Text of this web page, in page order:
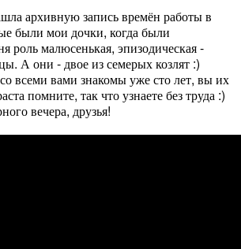
архивную запись времён работы в
были мои дочки, когда были
роль малюсенькая, эпизодическая -
А они - двое из семерых козлят :)
всеми вами знакомы уже сто лет, вы их
помните, так что узнаете без труда :)
вечера, друзья!